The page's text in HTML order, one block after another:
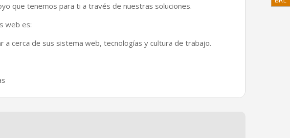
que tenemos para ti a través de nuestras soluciones.
web es:
cerca de sus sistema web, tecnologías y cultura de trabajo.